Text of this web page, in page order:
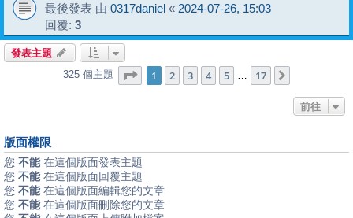
最後發表 由 0317daniel « 2024-07-26, 15:03
回覆: 3
發表主題
325 個主題 1 頁 (共 17 頁)
1 2 3 4 5 … 17
前往
版面權限
您 不能在這個版面發表主題
您 不能在這個版面回覆主題
您 不能在這個版面編輯您的文章
您 不能在這個版面刪除您的文章